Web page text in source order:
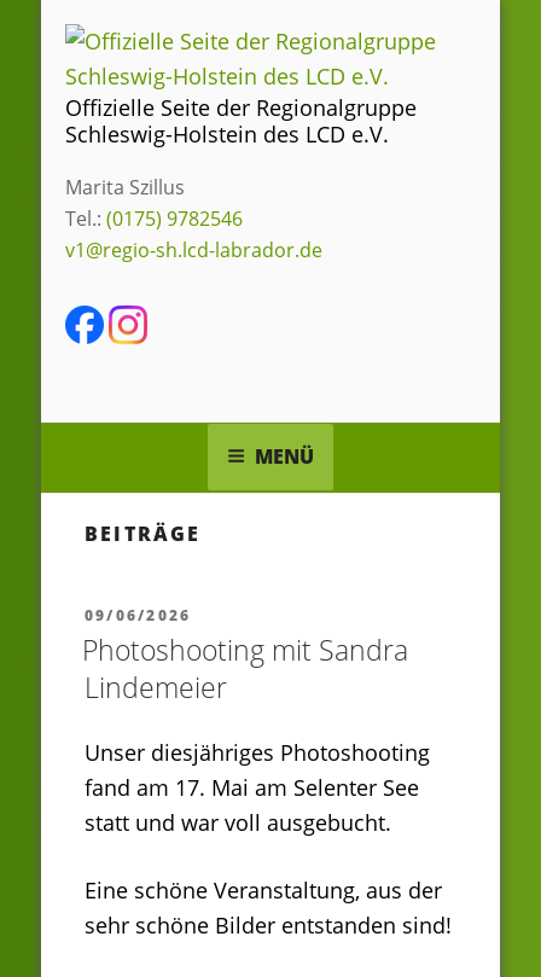
Inhalt
springen
Offizielle Seite der Regionalgruppe
Schleswig-Holstein des LCD e.V.
Marita Szillus
Tel.: (0175) 9782546
v1@regio-sh.lcd-labrador.de
MENÜ
BEITRÄGE
VERÖFFENTLICHT
AM
09/06/2026
Photoshooting mit Sandra
Lindemeier
Unser diesjähriges Photoshooting
fand am 17. Mai am Selenter See
statt und war voll ausgebucht.
Eine schöne Veranstaltung, aus der
sehr schöne Bilder entstanden sind!